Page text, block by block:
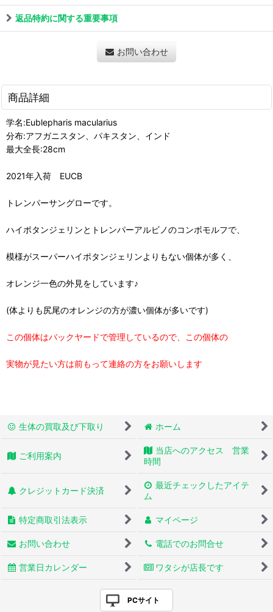
返品特約に関する重要事項
お問い合わせ
商品詳細
学名:Eublepharis macularius
分布:アフガニスタン、パキスタン、インド
最大全長:28cm
2021年入荷 EUCB
トレンパーサングローです。
ハイポタンジェリンとトレンパーアルビノのコンボモルフで、
模様がスーパーハイポタンジェリンよりもない個体が多く、
オレンジ一色の外見をしています♪
(体よりも尻尾のオレンジの方が濃い個体が多いです)
この個体はバックヤードで管理しているので、この個体の
実物が見たい方は前もって連絡の方をお願いします
生体の買取及び下取り ホーム
ご利用案内
当店へのアクセス 営業
時間
クレジットカード決済
最近チェックしたアイテ
ム
特定商取引法表示 マイページ
お問い合わせ 電話でのお問合せ
営業日カレンダー ワタシが店長です
PCサイト